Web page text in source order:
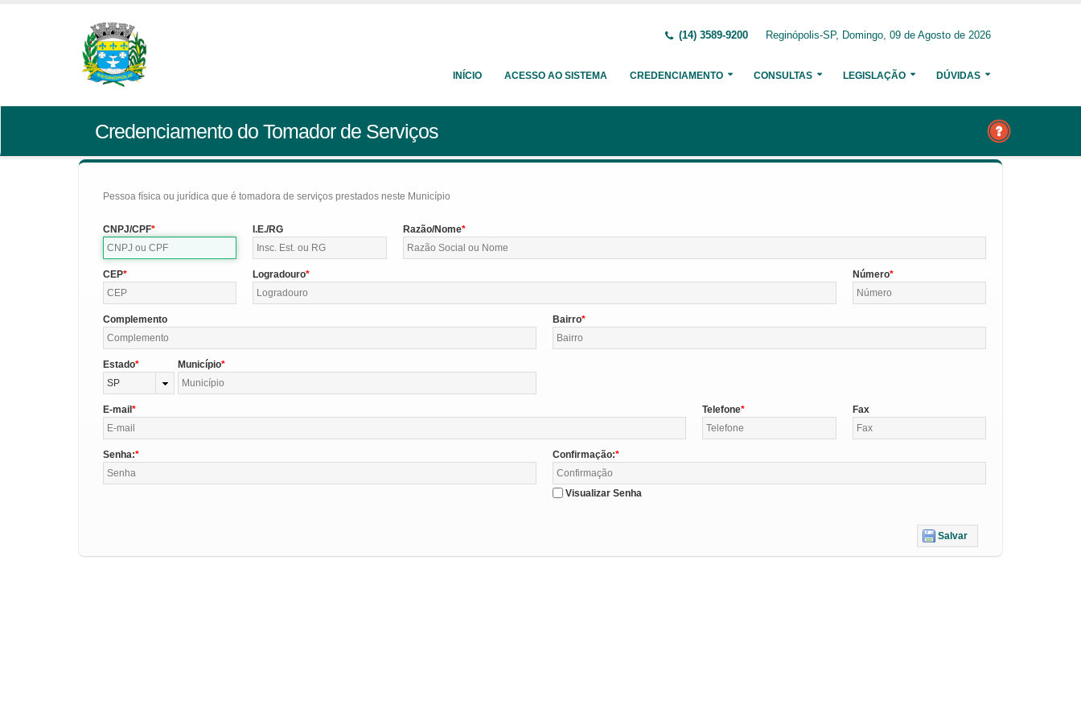
(14) 3589-9200 Reginópolis-SP, Domingo, 09 de Agosto de 2026
INÍCIO ACESSO AO SISTEMA CREDENCIAMENTO CONSULTAS LEGISLAÇÃO DÚVIDAS
Credenciamento do Tomador de Serviços
Pessoa física ou jurídica que é tomadora de serviços prestados neste Município
CNPJ/CPF I.E./RG Razão/Nome
CEP Logradouro Número
Complemento Bairro
Estado
SP
Município
E-mail Telefone Fax
Senha: Confirmação:
Visualizar Senha
Salvar